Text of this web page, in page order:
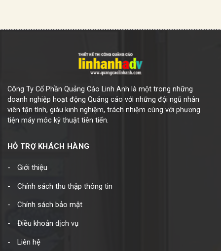
Công Ty Cổ Phần Quảng Cáo Linh Anh là một trong những
doanh nghiệp hoạt động Quảng cáo với những đội ngũ nhân
viên tận tình, giàu kinh nghiệm, trách nhiệm cùng với phương
tiện máy móc kỹ thuật tiên tiến.
HỖ TRỢ KHÁCH HÀNG
Giới thiệu
Chính sách thu thập thông tin
Chính sách bảo mật
Điều khoản dịch vụ
Liên hệ